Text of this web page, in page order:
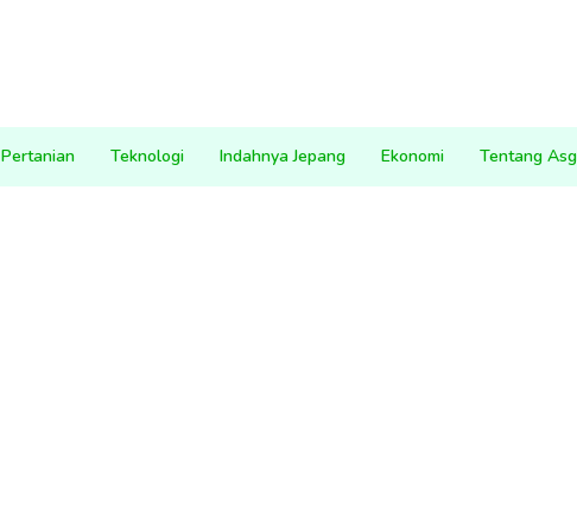
Pertanian Teknologi Indahnya Jepang Ekonomi Tentang